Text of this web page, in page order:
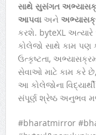
સાથે સુસંગત
આપવાઅને
કરશે. byteXL
કોલેજો સાથે કામ પણ
ઉત્કૃષ્ટતા,
સેવાઓ માટે કામ કરે છે,
આ કોલેજોના
સંપૂર્ણ શ્રેષ્ઠ અનુભવ
#bharatmirror